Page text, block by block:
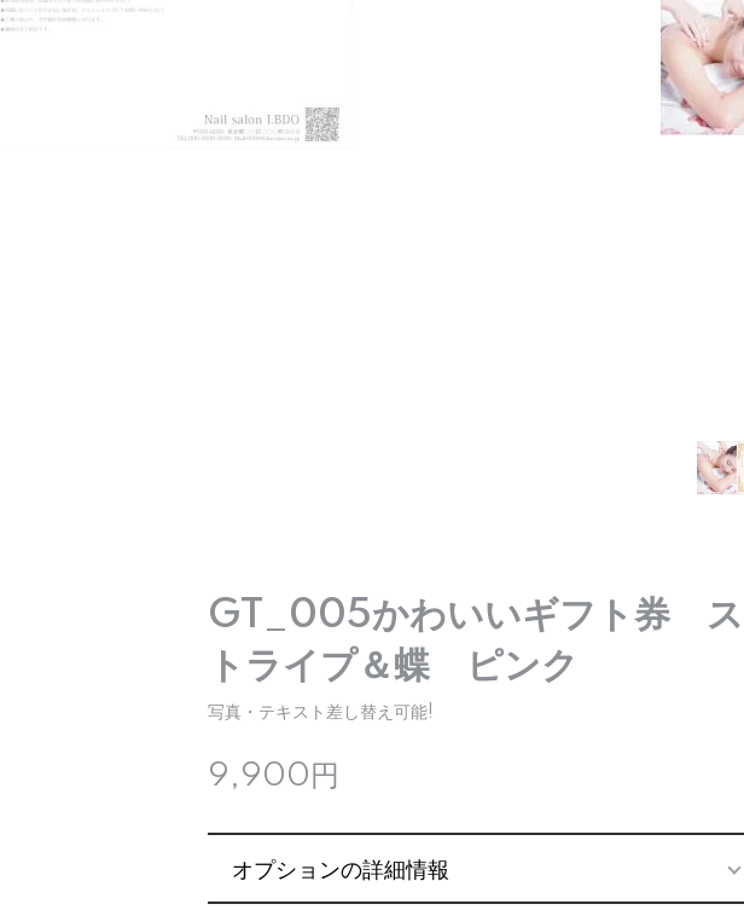
GT_005かわいいギフト券 ス
トライプ＆蝶 ピンク
写真・テキスト差し替え可能!
9,900円
オプションの詳細情報